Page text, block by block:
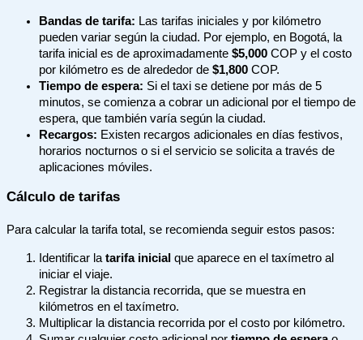
Bandas de tarifa: Las tarifas iniciales y por kilómetro
pueden variar según la ciudad. Por ejemplo, en Bogotá, la
tarifa inicial es de aproximadamente $5,000 COP y el costo
por kilómetro es de alrededor de $1,800 COP.
Tiempo de espera: Si el taxi se detiene por más de 5
minutos, se comienza a cobrar un adicional por el tiempo de
espera, que también varía según la ciudad.
Recargos: Existen recargos adicionales en días festivos,
horarios nocturnos o si el servicio se solicita a través de
aplicaciones móviles.
Cálculo de tarifas
Para calcular la tarifa total, se recomienda seguir estos pasos:
Identificar la tarifa inicial que aparece en el taxímetro al
iniciar el viaje.
Registrar la distancia recorrida, que se muestra en
kilómetros en el taxímetro.
Multiplicar la distancia recorrida por el costo por kilómetro.